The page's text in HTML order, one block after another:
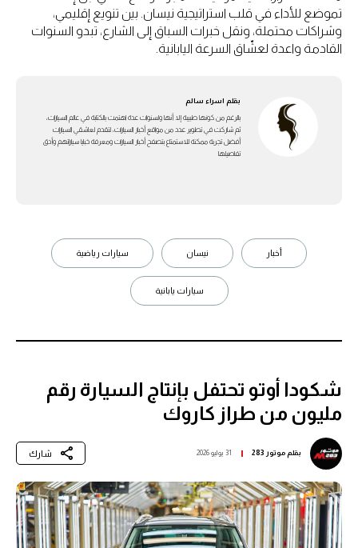
تموضع للأداء في قلب استراتيجية نيسان. بين تنويع إقليمي،
وشراكات محتملة، ونقل خبرات السباق إلى الشارع، تبدو السنوات
القادمة واعدة لعشّاق السرعة اليابانية.
بقلم اسراء سالم
بالرغم من كونها طبيبة إلا أنها ولسنوات عدة اهتمت بالكتابة في عالم السيارات،
ثم شاركت في تطوير عدد من مواقع أخبار السيارات، لتقدم لعاشقي السيارات
أفضل تجربة ممكنة للاستمتاع بتصفح أخبار السيارات ومعرفة خبايا سياراتهم وأدق
تفاصيلها
أخبار نيسان سيارات رياضية
سيارات يابانية
شكودا أوتو تحتفل بإنتاج السيارة رقم
مليون من طراز كاروك
بقلمموتور 283 31 يوليو 2026 شارك